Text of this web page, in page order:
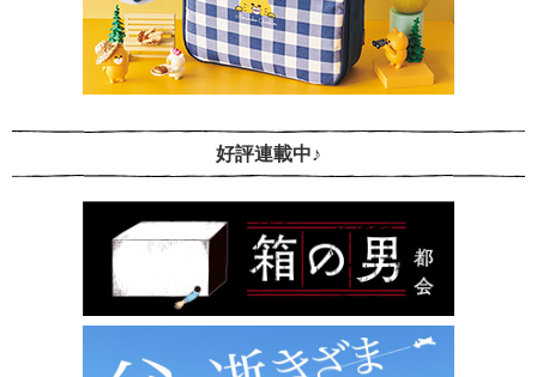
好評連載中♪